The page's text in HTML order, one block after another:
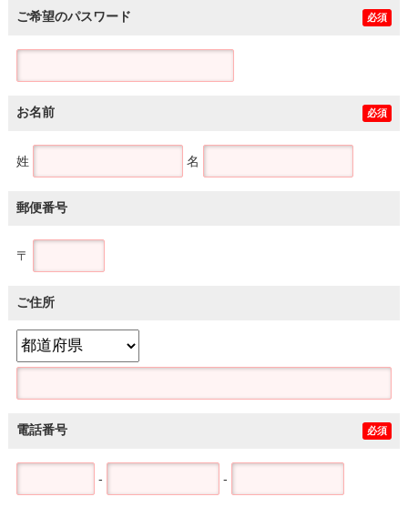
ご希望のパスワード 必須
お名前 必須
姓 名
郵便番号
〒
ご住所
電話番号 必須
- -